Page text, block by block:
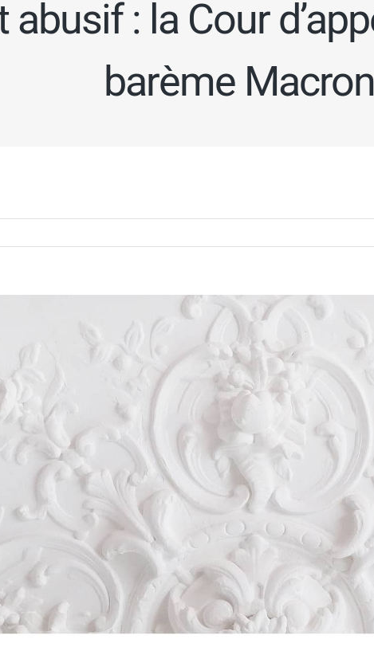
: la Cour
barème Macron